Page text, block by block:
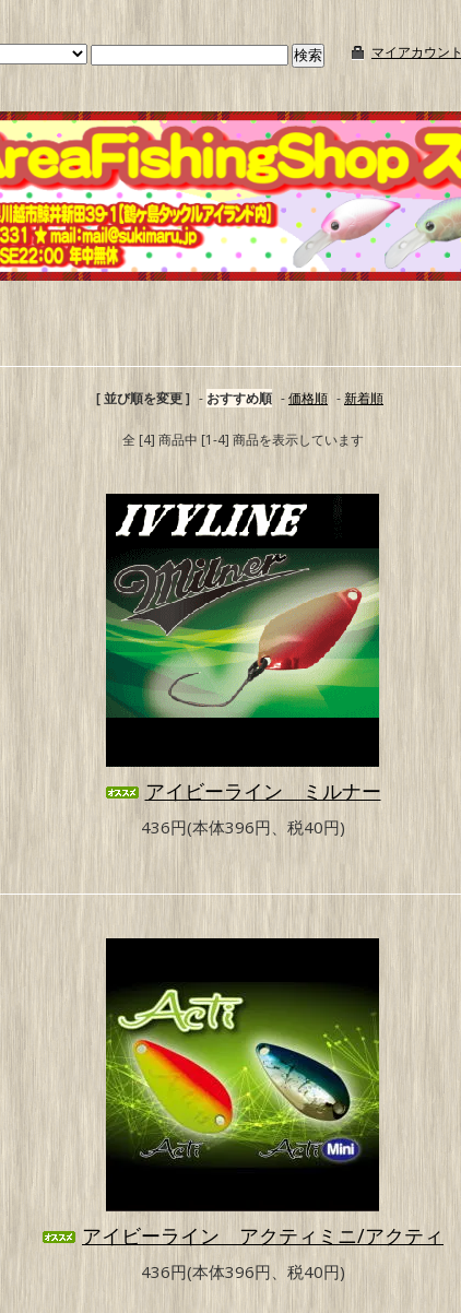
マイアカウント
[ 並び順を変更 ] - おすすめ順 -価格順 -新着順
全 [4] 商品中 [1-4] 商品を表示しています
アイビーライン ミルナー
436円(本体396円、税40円)
アイビーライン アクティミニ/アクティ
436円(本体396円、税40円)